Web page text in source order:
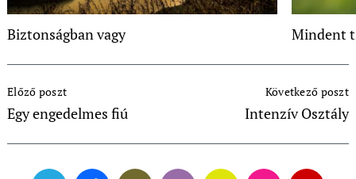
Biztonságban vagy Mindent
Navigation
Előző poszt
Egy engedelmes fiú
Következő poszt
Intenzív Osztály